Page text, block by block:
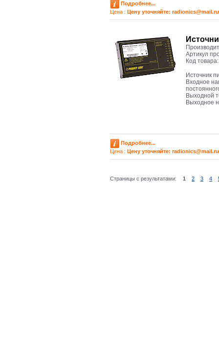
Подробнее...
Цена : Цену уточняйте: radioniсs@mail.ru
Артикул
Код
Источник
Входное
Выходной
Выходное
Подробнее...
Цена : Цену уточняйте: radioniсs@mail.ru
Страницы с результатами: 1 2 3 4